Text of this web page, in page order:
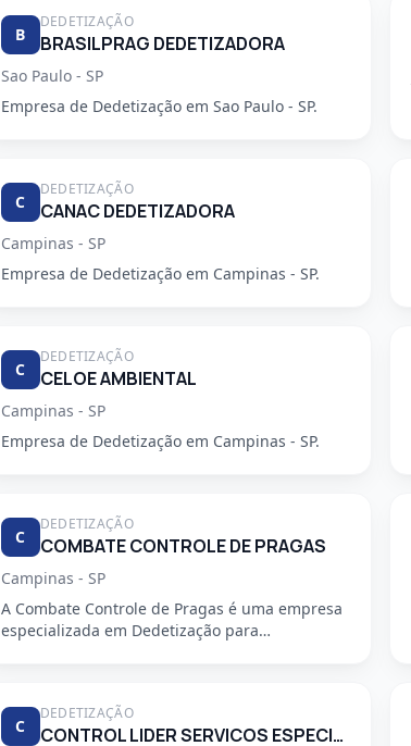
B
DEDETIZAÇÃO
BRASILPRAG DEDETIZADORA
Sao Paulo - SP
Empresa de Dedetização em Sao Paulo - SP.
C
DEDETIZAÇÃO
CANAC DEDETIZADORA
Campinas - SP
Empresa de Dedetização em Campinas - SP.
C
DEDETIZAÇÃO
CELOE AMBIENTAL
Campinas - SP
Empresa de Dedetização em Campinas - SP.
C
DEDETIZAÇÃO
COMBATE CONTROLE DE PRAGAS
Campinas - SP
A Combate Controle de Pragas é uma empresa
especializada em Dedetização para
C
DEDETIZAÇÃO
CONTROL LIDER SERVICOS ESPECIALIZADOS LTDA